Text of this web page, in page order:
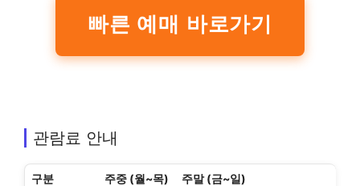
빠른 예매 바로가기
관람료 안내
구분 주중 (월~목) 주말 (금~일)